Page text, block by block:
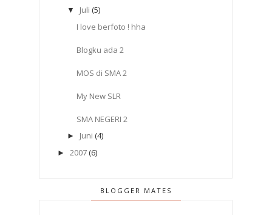
▼ Juli (5)
I love berfoto ! hha
Blogku ada 2
MOS di SMA 2
My New SLR
SMA NEGERI 2
► Juni (4)
► 2007 (6)
BLOGGER MATES